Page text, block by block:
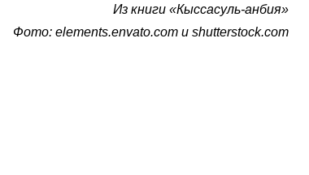
Из книги «Кыссасуль-анбия»
Фото: elements.envato.com и shutterstock.com